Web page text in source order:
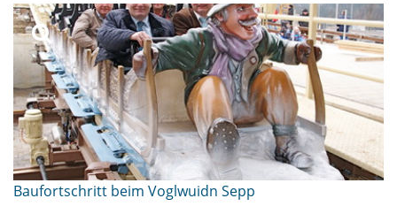
Baufortschritt beim Voglwuidn Sepp